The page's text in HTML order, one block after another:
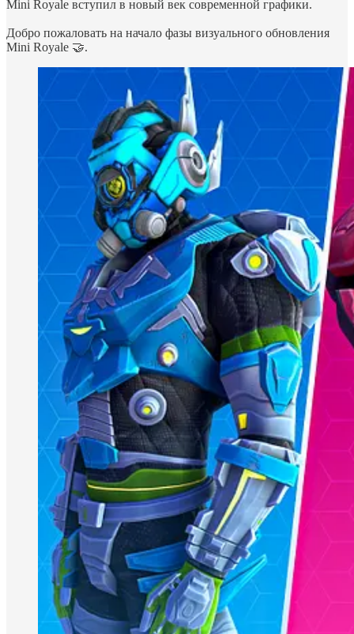
Mini Royale вступил в новый век современной графики.
Добро пожаловать на начало фазы визуального обновления
Mini Royale 🤝.